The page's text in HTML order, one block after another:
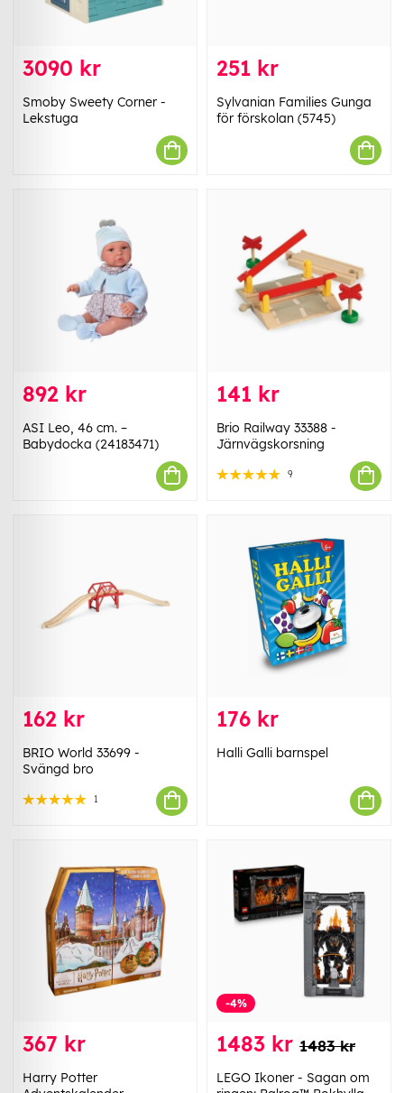
3090 kr
Smoby Sweety Corner -
Lekstuga
251 kr
Sylvanian Families Gunga
för förskolan (5745)
892 kr
ASI Leo, 46 cm. –
Babydocka (24183471)
141 kr
Brio Railway 33388 -
Järnvägskorsning
9
162 kr
BRIO World 33699 -
Svängd bro
1
176 kr
Halli Galli barnspel
367 kr
Harry Potter
-4%
1483 kr 1483 kr
LEGO Ikoner - Sagan om